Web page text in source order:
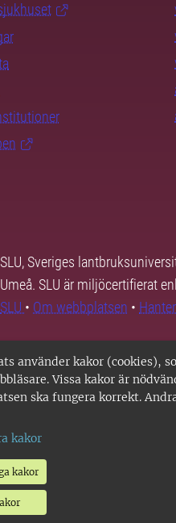
använder kakor (cookies),
Vissa kakor är
ska fungera korrekt.
kakor
kakor
SLU, Sveriges
Umeå. SLU är miljöcertifierat
SLU • Om webbplatsen •